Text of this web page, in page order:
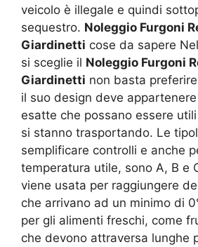
veicolo è illegale e quindi
sequestro. Noleggio Furgoni
Giardinetti cose da sapere
si sceglie il Noleggio Furgoni
Giardinetti non basta
il suo design deve
esatte che possano essere
si stanno trasportando. Le
semplificare controlli e anche
temperatura utile, sono A, B e
viene usata per raggiungere
che arrivano ad un minimo di
per gli alimenti freschi, come
che devono attraversa lunghe